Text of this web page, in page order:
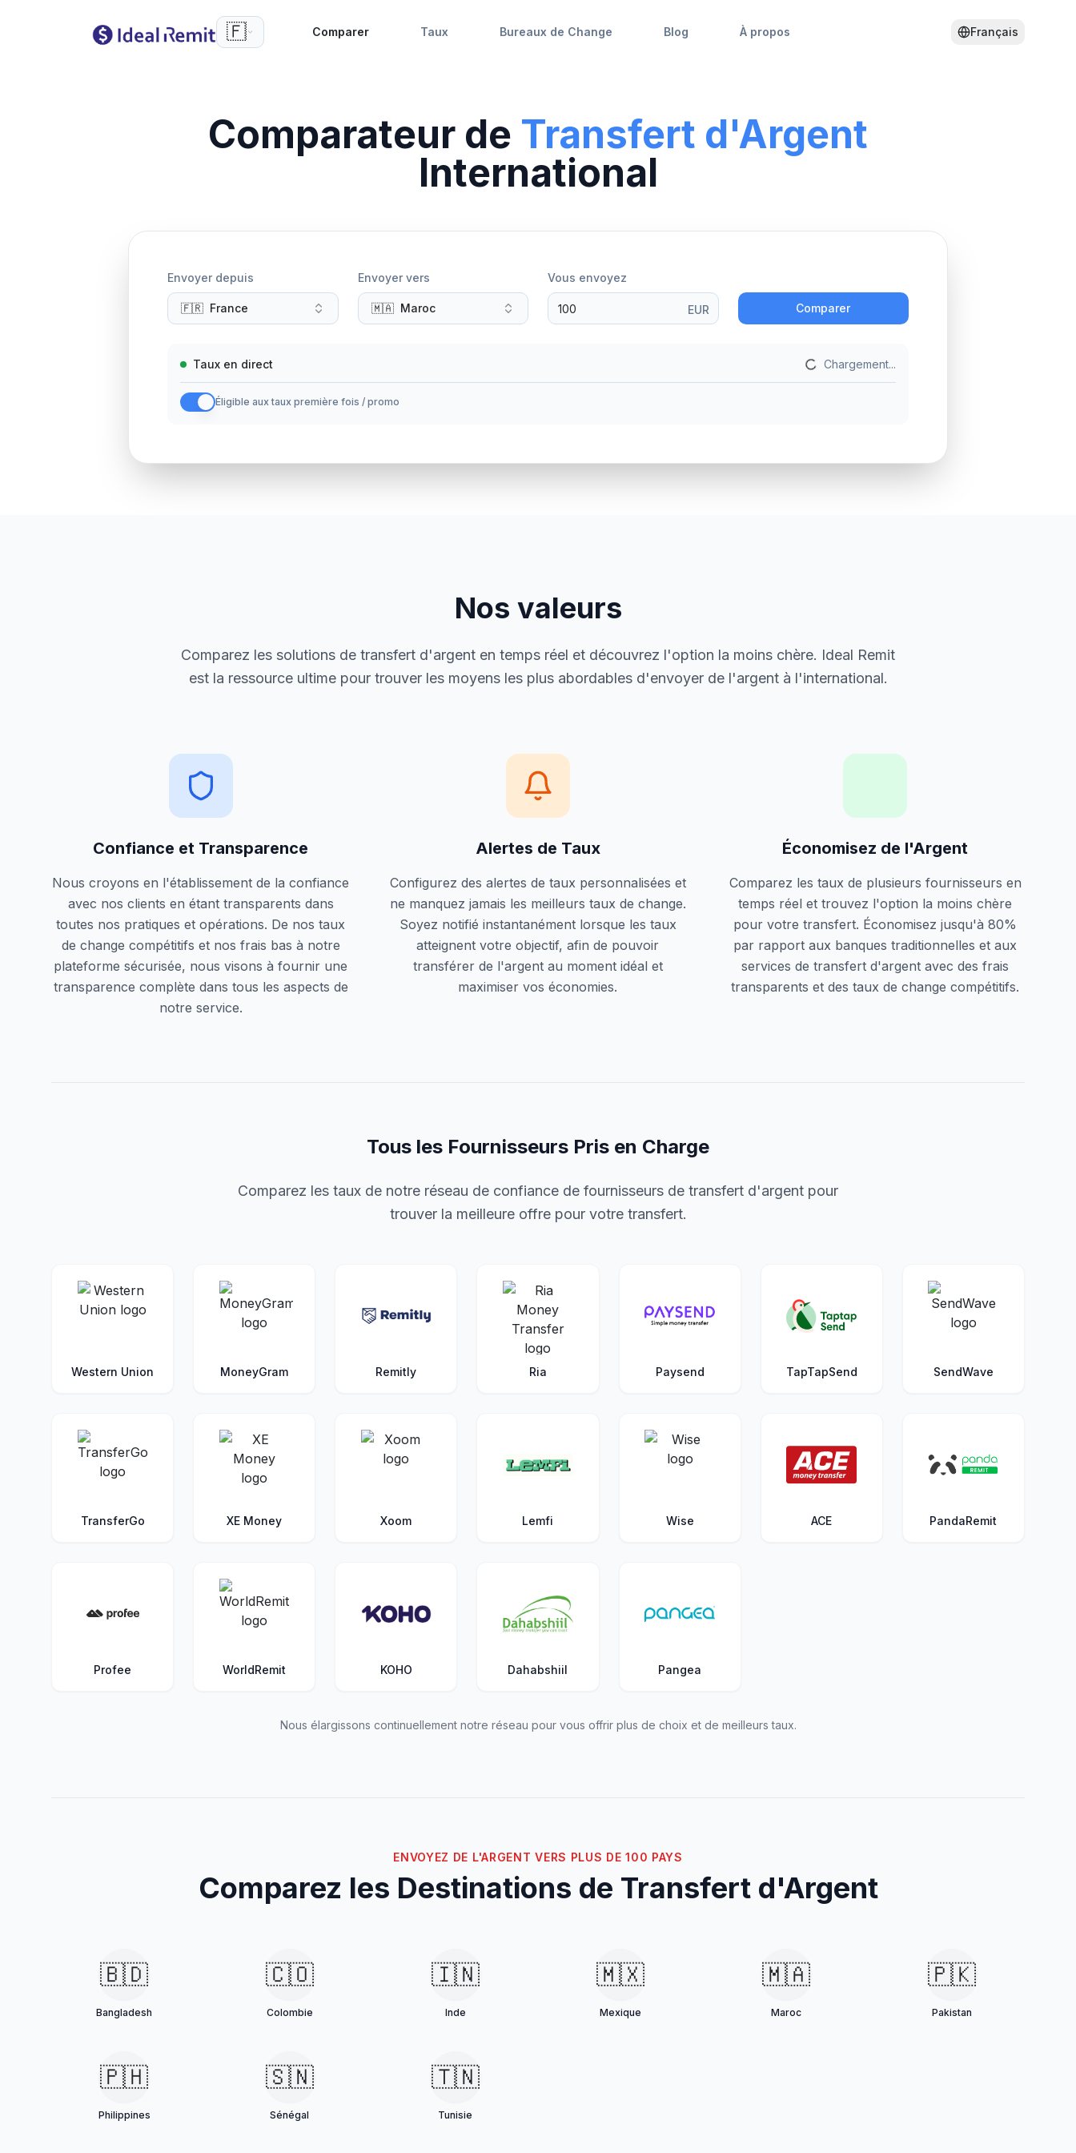
🇫🇷 Comparer Taux Bureaux de Change Blog À propos Français
Comparateur de Transfert d'Argent
International
Envoyer depuis
🇫🇷 France
Envoyer vers
🇲🇦 Maroc
Vous envoyez
EUR Comparer
Taux en direct Chargement...
Éligible aux taux première fois / promo
Nos valeurs
Comparez les solutions de transfert d'argent en temps réel et découvrez l'option la moins chère. Ideal Remit
est la ressource ultime pour trouver les moyens les plus abordables d'envoyer de l'argent à l'international.
Confiance et Transparence
Nous croyons en l'établissement de la confiance
avec nos clients en étant transparents dans
toutes nos pratiques et opérations. De nos taux
de change compétitifs et nos frais bas à notre
plateforme sécurisée, nous visons à fournir une
transparence complète dans tous les aspects de
notre service.
Alertes de Taux
Configurez des alertes de taux personnalisées et
ne manquez jamais les meilleurs taux de change.
Soyez notifié instantanément lorsque les taux
atteignent votre objectif, afin de pouvoir
transférer de l'argent au moment idéal et
maximiser vos économies.
Économisez de l'Argent
Comparez les taux de plusieurs fournisseurs en
temps réel et trouvez l'option la moins chère
pour votre transfert. Économisez jusqu'à 80%
par rapport aux banques traditionnelles et aux
services de transfert d'argent avec des frais
transparents et des taux de change compétitifs.
Tous les Fournisseurs Pris en Charge
Comparez les taux de notre réseau de confiance de fournisseurs de transfert d'argent pour
trouver la meilleure offre pour votre transfert.
Western Union MoneyGram Remitly Ria Paysend TapTapSend SendWave
TransferGo XE Money Xoom Lemfi Wise ACE PandaRemit
Profee WorldRemit KOHO Dahabshiil Pangea
Nous élargissons continuellement notre réseau pour vous offrir plus de choix et de meilleurs taux.
ENVOYEZ DE L'ARGENT VERS PLUS DE 100 PAYS
Comparez les Destinations de Transfert d'Argent
🇧🇩
Bangladesh
🇨🇴
Colombie
🇮🇳
Inde
🇲🇽
Mexique
🇲🇦
Maroc
🇵🇰
Pakistan
🇵🇭
Philippines
🇸🇳
Sénégal
🇹🇳
Tunisie